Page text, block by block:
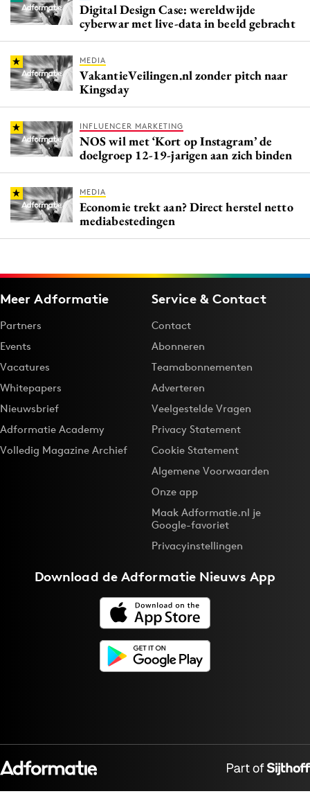
Digital Design Case: wereldwijde
cyberwar met live-data in beeld gebracht
MEDIA
VakantieVeilingen.nl zonder pitch naar
Kingsday
INFLUENCER MARKETING
NOS wil met ‘Kort op Instagram’ de
doelgroep 12-19-jarigen aan zich binden
MEDIA
Economie trekt aan? Direct herstel netto
mediabestedingen
Meer Adformatie
Partners
Events
Vacatures
Whitepapers
Nieuwsbrief
Adformatie Academy
Volledig Magazine Archief
Service & Contact
Contact
Abonneren
Teamabonnementen
Adverteren
Veelgestelde Vragen
Privacy Statement
Cookie Statement
Algemene Voorwaarden
Onze app
Maak Adformatie.nl je
Google-favoriet
Privacyinstellingen
Download deAdformatie Nieuws App